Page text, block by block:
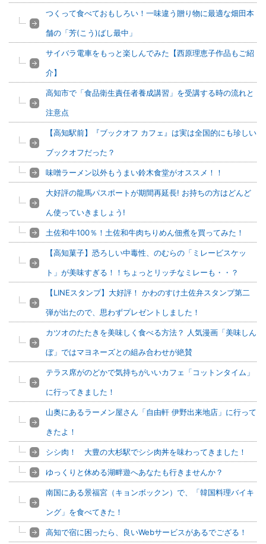
つくって食べておもしろい！一味違う贈り物に最適な畑田本
舗の「芳(こう)ばし最中」
サイバラ電車をもっと楽しんでみた【西原理恵子作品もご紹
介】
高知市で「食品衛生責任者養成講習」を受講する時の流れと
注意点
【高知駅前】『ブックオフ カフェ』は実は全国的にも珍しい
ブックオフだった？
味噌ラーメン以外もうまい鈴木食堂がオススメ！！
大好評の龍馬パスポートが期間再延長! お持ちの方はどんど
ん使っていきましょう!
土佐和牛100％！土佐和牛肉ちりめん佃煮を買ってみた！
【高知菓子】恐ろしい中毒性、のむらの「ミレービスケッ
ト」が美味すぎる！！ちょっとリッチなミレーも・・？
【LINEスタンプ】大好評！ かわのすけ土佐弁スタンプ第二
弾が出たので、思わずプレゼントしました！
カツオのたたきを美味しく食べる方法？ 人気漫画「美味しん
ぼ」ではマヨネーズとの組み合わせが絶賛
テラス席がのどかで気持ちがいいカフェ「コットンタイム」
に行ってきました！
山奥にあるラーメン屋さん「自由軒 伊野出来地店」に行って
きたよ！
シシ肉！ 大豊の大杉駅でシシ肉丼を味わってきました！
ゆっくりと休める湖畔遊へあなたも行きませんか？
南国にある景福宮（キョンボックン）で、「韓国料理バイキ
ング」を食べてきた！
高知で宿に困ったら、良いWebサービスがあるでござる！